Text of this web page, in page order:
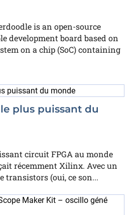
is an open-source
development board based on
on a chip (SoC) containing
plus puissant du
circuit FPGA au monde
récemment Xilinx. Avec un
transistors (oui, ce son...